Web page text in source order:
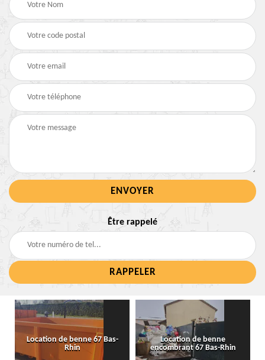
Être rappelé
Location de benne 67 Bas-
Rhin
Location de benne
encombrant 67 Bas-Rhin